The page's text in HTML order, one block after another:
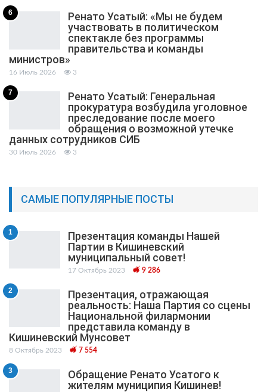
6
Ренато Усатый: «Мы не будем
участвовать в политическом
спектакле без программы
правительства и команды
министров»
16 Июль 2026 3
7
Ренато Усатый: Генеральная
прокуратура возбудила уголовное
преследование после моего
обращения о возможной утечке
данных сотрудников СИБ
30 Июль 2026 3
САМЫЕ ПОПУЛЯРНЫЕ ПОСТЫ
1
Презентация команды Нашей
Партии в Кишиневский
муниципальный cовет!
17 Октябрь 2023 9 286
2
Презентация, отражающая
реальность: Наша Партия со сцены
Национальной филармонии
представила команду в
Кишиневский Мунсовет
8 Октябрь 2023 7 554
3
Обращение Ренато Усатого к
жителям муниципия Кишинев!